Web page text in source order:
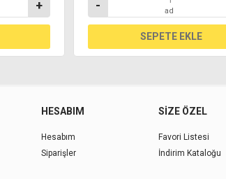
+ - ad
HESABIM
Hesabım
Siparişler
SIZE ÖZEL
Favori Listesi
İndirim Kataloğu